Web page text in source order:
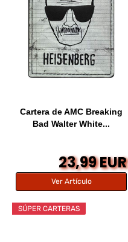
Cartera de AMC Breaking
Bad Walter White...
23,99 EUR
Ver Artículo
SÚPER CARTERAS